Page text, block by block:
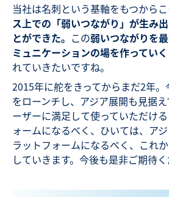
当社は名刺という基軸をもつからこ
ス上での「弱いつながり」が生み
とができた。 この弱いつながりを
ミュニケーションの場を作ってい
れていきたいですね。
2015年に舵をきってからまだ2年
をローンチし、アジア展開も見据
ーザーに満足して使っていただけ
ォームになるべく、ひいては、ア
ラットフォームになるべく、これ
していきます。今後も是非ご期待く